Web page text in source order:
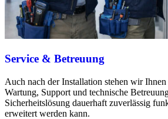
Service & Betreuung
Auch nach der Installation stehen wir
Wartung, Support und technische
Sicherheitslösung dauerhaft zuverlässig
erweitert werden kann.